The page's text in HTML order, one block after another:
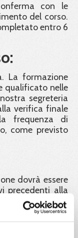
con le
del corso.
entro 6
La formazione
qualificato nelle
segreteria
verifica finale
frequenza di
come previsto
dovrà essere
precedenti alla
saranno in ogni
posti, in
dei